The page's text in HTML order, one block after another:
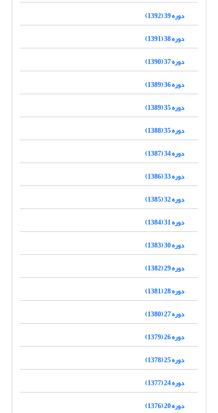
دوره 39 (1392)
دوره 38 (1391)
دوره 37 (1390)
دوره 36 (1389)
دوره 35 (1389)
دوره 35 (1388)
دوره 34 (1387)
دوره 33 (1386)
دوره 32 (1385)
دوره 31 (1384)
دوره 30 (1383)
دوره 29 (1382)
دوره 28 (1381)
دوره 27 (1380)
دوره 26 (1379)
دوره 25 (1378)
دوره 24 (1377)
دوره 20 (1376)